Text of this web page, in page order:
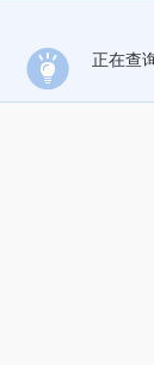
正在查